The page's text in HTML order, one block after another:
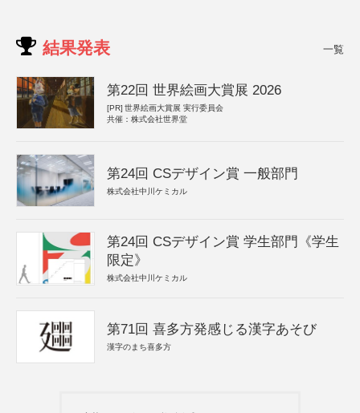
結果発表 一覧
第22回 世界絵画大賞展 2026
[PR] 世界絵画大賞展 実行委員会
共催：株式会社世界堂
第24回 CSデザイン賞 一般部門
株式会社中川ケミカル
第24回 CSデザイン賞 学生部門《学生
限定》
株式会社中川ケミカル
第71回 喜多方発感じる漢字あそび
漢字のまち喜多方